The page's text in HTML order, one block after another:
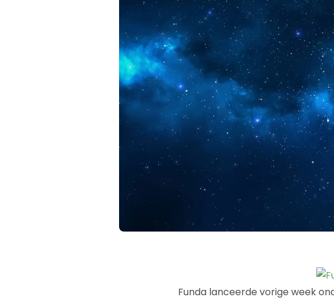
Funda lanceerde vorige week